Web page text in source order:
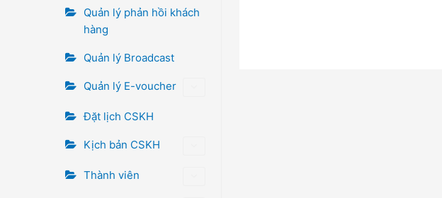
Quản lý phản hồi khách
hàng
Quản lý Broadcast
Quản lý E-voucher
Đặt lịch CSKH
Kịch bản CSKH
Thành viên